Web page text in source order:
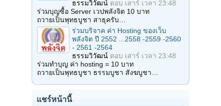
ธรรมวิวัฒน์ ตอบ เสาร์ เวลา 23:48
ร่วมบุญซื้อ Server เวปพลังจิต 10 บาท
ถวายเป็นพุทธบูชา สาธุครับ…
ร่วมบริจาค ค่า Hosting ของเว็บ
พลังจิต ปี 2552 ...2558 -2559 -2560
- 2561 -2564
ธรรมวิวัฒน์ ตอบ เสาร์ เวลา 23:48
ร่วมทำบุญ ค่า hosting = 10 บาท
ถวายเป็นพุทธบูชา ธรรมบูชา สังฆบูชา…
แชร์หน้านี้